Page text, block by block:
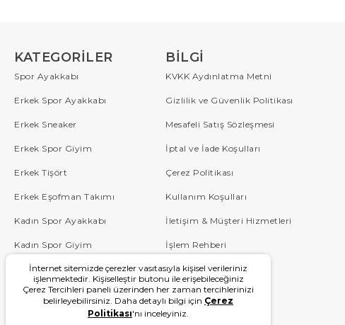
KATEGORILER
Spor Ayakkabı
Erkek Spor Ayakkabı
Erkek Sneaker
Erkek Spor Giyim
Erkek Tişört
Erkek Eşofman Takımı
Kadın Spor Ayakkabı
Kadın Spor Giyim
Çocuk
Blog
BILGI
KVKK Aydınlatma Metni
Gizlilik ve Güvenlik Politikası
Mesafeli Satış Sözleşmesi
İptal ve İade Koşulları
Çerez Politikası
Kullanım Koşulları
İletişim & Müşteri Hizmetleri
İşlem Rehberi
Sipariş Takip
Sıkça Sorulan Sorular
Kampanyalar
İnternet sitemizde çerezler vasıtasıyla kişisel verileriniz
işlenmektedir. Kişiselleştir butonu ile erişebileceğiniz
Çerez Tercihleri paneli üzerinden her zaman tercihlerinizi
belirleyebilirsiniz. Daha detaylı bilgi için Çerez
Politikası'nı inceleyiniz.